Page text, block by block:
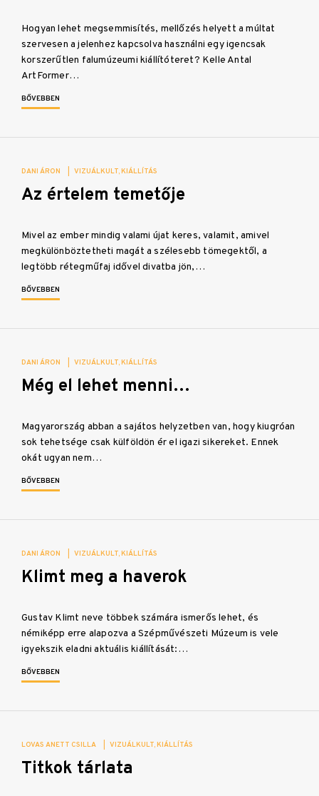
Hogyan lehet megsemmisítés, mellőzés helyett a múltat
szervesen a jelenhez kapcsolva használni egy igencsak
korszerűtlen falumúzeumi kiállítóteret? Kelle Antal
ArtFormer…
BŐVEBBEN
DANI ÁRON VIZUÁLKULT KIÁLLÍTÁS
Az értelem temetője
Mivel az ember mindig valami újat keres, valamit, amivel
megkülönböztetheti magát a szélesebb tömegektől, a
legtöbb rétegműfaj idővel divatba jön,…
BŐVEBBEN
DANI ÁRON VIZUÁLKULT KIÁLLÍTÁS
Még el lehet menni…
Magyarország abban a sajátos helyzetben van, hogy kiugróan
sok tehetsége csak külföldön ér el igazi sikereket. Ennek
okát ugyan nem…
BŐVEBBEN
DANI ÁRON VIZUÁLKULT KIÁLLÍTÁS
Klimt meg a haverok
Gustav Klimt neve többek számára ismerős lehet, és
némiképp erre alapozva a Szépművészeti Múzeum is vele
igyekszik eladni aktuális kiállítását:…
BŐVEBBEN
LOVAS ANETT CSILLA VIZUÁLKULT KIÁLLÍTÁS
Titkok tárlata